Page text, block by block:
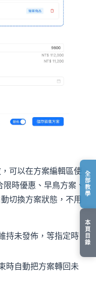
全
部
教
學
本
頁
目
錄
可以在方案編輯區使
限時優惠、早鳥方案、
切換方案狀態，不用
持未發佈，等指定時
時自動把方案轉回未